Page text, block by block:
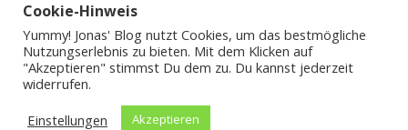
Cookie-Hinweis
Yummy! Jonas' Blog nutzt Cookies, um das bestmögliche
Nutzungserlebnis zu bieten. Mit dem Klicken auf
"Akzeptieren" stimmst Du dem zu. Du kannst jederzeit
widerrufen.
Einstellungen
Akzeptieren